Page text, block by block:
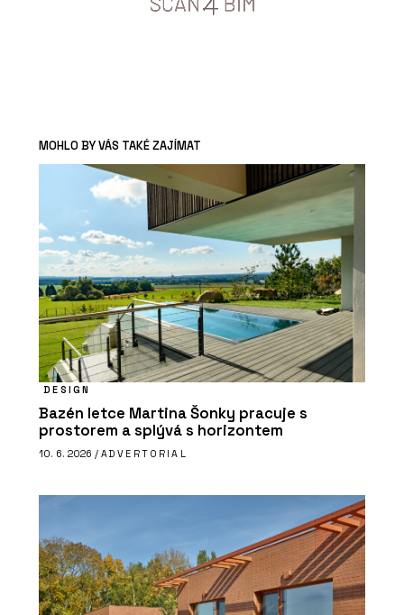
MOHLO BY VÁS TAKÉ ZAJÍMAT
DESIGN
Bazén letce Martina Šonky pracuje s
prostorem a splývá s horizontem
10. 6. 2026 / ADVERTORIAL